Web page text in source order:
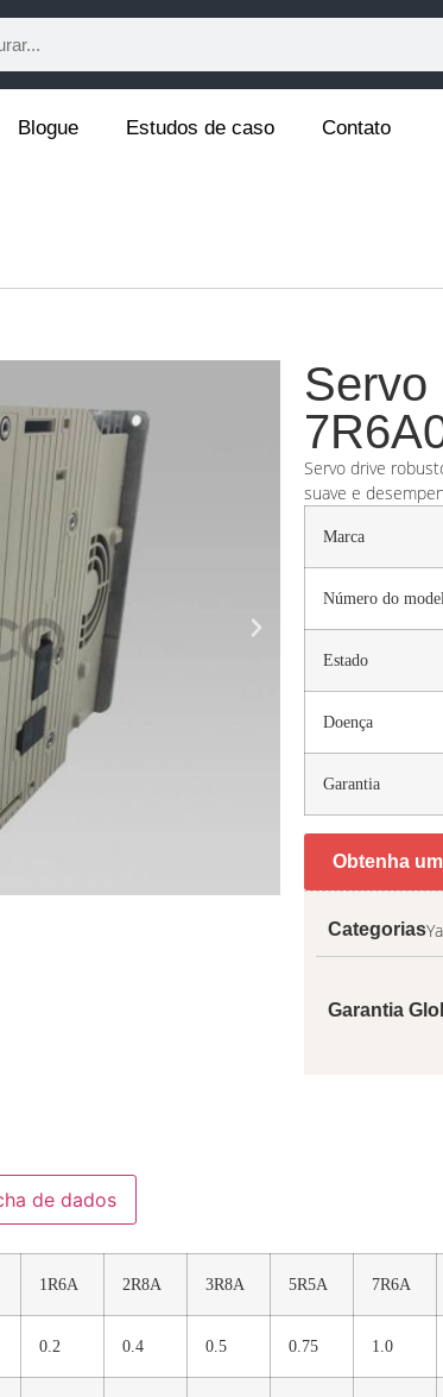
Blogue Estudos de caso Contato
Servo
Servo drive
suave e
Marca
Número do
Estado
Doença
Garantia
Obtenha
Categorias
Garantia
de dados
1R6A 2R8A 3R8A 5R5A 7R6A
0.2 0.4 0.5 0.75 1.0